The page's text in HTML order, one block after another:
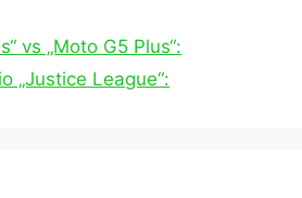
vs „Moto G5 Plus“:
„Justice League“: